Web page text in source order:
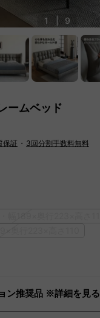
1 | 9
ームベッド
保証 ・ 3回分割手数料無料
ン推奨品 ※詳細を見る